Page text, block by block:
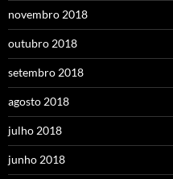
novembro 2018
outubro 2018
setembro 2018
agosto 2018
julho 2018
junho 2018